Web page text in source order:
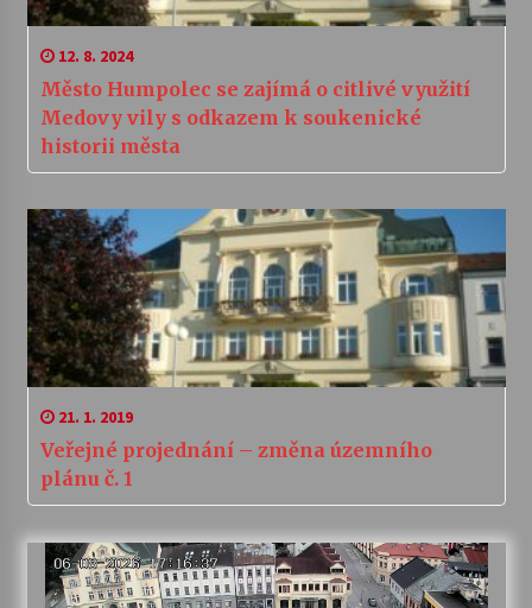
12. 8. 2024
Město Humpolec se zajímá o citlivé využití
Medovy vily s odkazem k soukenické
historii města
21. 1. 2019
Veřejné projednání – změna územního
plánu č. 1